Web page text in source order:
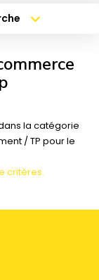
la catégorie
/ TP pour le
critères.